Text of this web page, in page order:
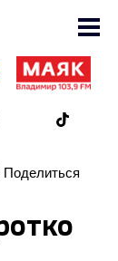
Поделиться